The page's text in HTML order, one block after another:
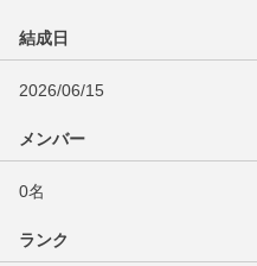
結成日
2026/06/15
メンバー
0名
ランク